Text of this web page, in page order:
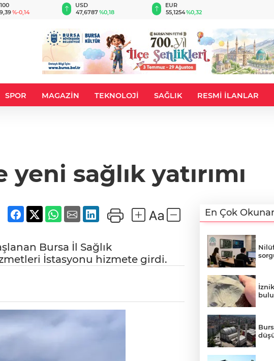
%-0,14
USD
47,6787%0,18
EUR
55,1254%0,32
SPOR MAGAZİN TEKNOLOJİ SAĞLIK RESMİ İLANLAR
yeni sağlık yatırımı
Bursa İl Sağlık
İstasyonu hizmete girdi.
En Çok